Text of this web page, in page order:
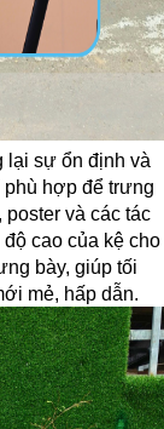
lại sự ổn định và
phù hợp để trưng
và các tác
cao của kệ cho
bày, giúp tối
mẻ, hấp dẫn.